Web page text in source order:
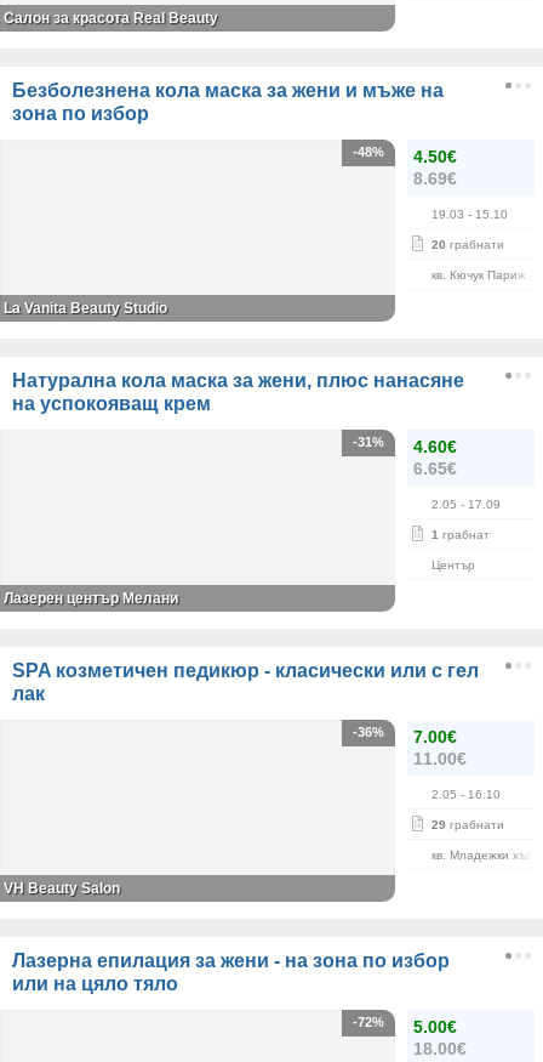
Салон за красота Real Beauty
Безболезнена кола маска за жени и мъже на
зона по избор
4.50€
8.69€
19.03 - 15.10
20 грабнати
кв. Кючук Париж
-48%
La Vanita Beauty Studio
Натурална кола маска за жени, плюс нанасяне
на успокояващ крем
4.60€
6.65€
2.05 - 17.09
1 грабнат
Център
-31%
Лазерен център Мелани
SPA козметичен педикюр - класически или с гел
лак
7.00€
11.00€
2.05 - 16.10
29 грабнати
кв. Младежки хълм
-36%
VH Beauty Salon
Лазерна епилация за жени - на зона по избор
или на цяло тяло
5.00€
18.00€
-72%